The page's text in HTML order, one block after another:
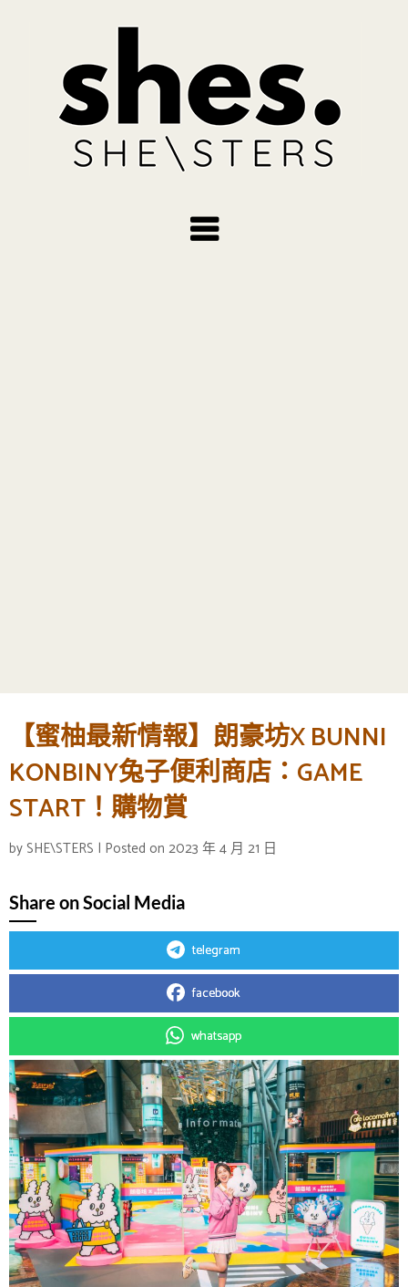
【蜜柚最新情報】朗豪坊X BUNNI
KONBINY兔子便利商店：GAME
START！購物賞
by SHE\STERS | Posted on 2023 年 4 月 21 日
Share on Social Media
telegram
facebook
whatsapp